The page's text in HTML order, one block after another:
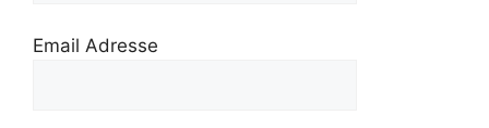
Email Adresse